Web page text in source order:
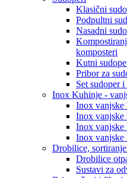
Klasični
Podpultni
Nasadni
komposteri
Kutni
Pribor za
Set sudoper i
Inox Kuhinje -
Inox vanjske
Inox
Inox
Inox
Drobilice,
Drobilice
Sustavi za